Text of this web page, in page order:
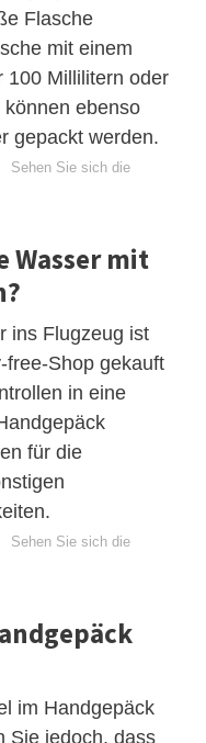
Flasche
mit einem
100 Millilitern oder
ebenso
gepackt werden.
Sehen Sie sich die
Wasser mit
ins Flugzeug ist
free-Shop gekauft
in eine
für die
Sehen Sie sich die
im Handgepäck
Sie jedoch, dass